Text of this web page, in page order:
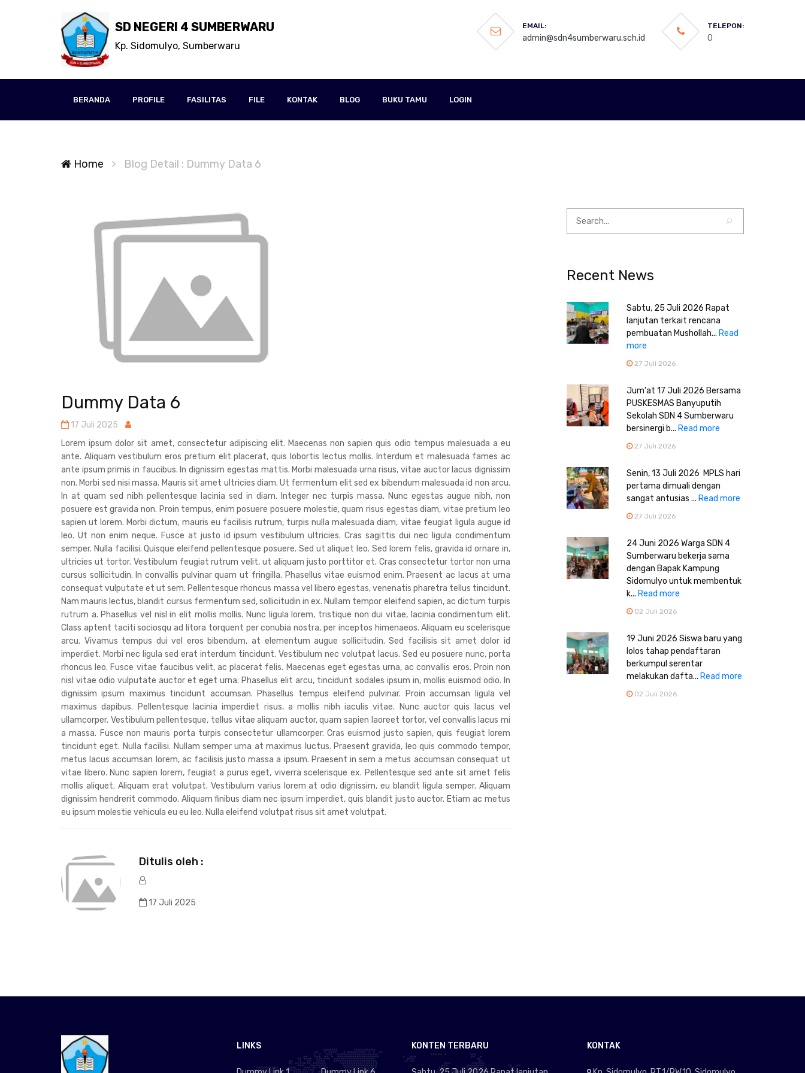
SD NEGERI 4 SUMBERWARU
Kp. Sidomulyo, Sumberwaru
EMAIL:
admin@sdn4sumberwaru.sch.id
TELEPON:
0
BERANDA PROFILE FASILITAS FILE KONTAK BLOG BUKU TAMU LOGIN
Home Blog Detail : Dummy Data 6
Dummy Data 6
17 Juli 2025
Lorem ipsum dolor sit amet, consectetur adipiscing elit. Maecenas non sapien quis odio tempus malesuada a eu
ante. Aliquam vestibulum eros pretium elit placerat, quis lobortis lectus mollis. Interdum et malesuada fames ac
ante ipsum primis in faucibus. In dignissim egestas mattis. Morbi malesuada urna risus, vitae auctor lacus dignissim
non. Morbi sed nisi massa. Mauris sit amet ultricies diam. Ut fermentum elit sed ex bibendum malesuada id non arcu.
In at quam sed nibh pellentesque lacinia sed in diam. Integer nec turpis massa. Nunc egestas augue nibh, non
posuere est gravida non. Proin tempus, enim posuere posuere molestie, quam risus egestas diam, vitae pretium leo
sapien ut lorem. Morbi dictum, mauris eu facilisis rutrum, turpis nulla malesuada diam, vitae feugiat ligula augue id
leo. Ut non enim neque. Fusce at justo id ipsum vestibulum ultricies. Cras sagittis dui nec ligula condimentum
semper. Nulla facilisi. Quisque eleifend pellentesque posuere. Sed ut aliquet leo. Sed lorem felis, gravida id ornare in,
ultricies ut tortor. Vestibulum feugiat rutrum velit, ut aliquam justo porttitor et. Cras consectetur tortor non urna
cursus sollicitudin. In convallis pulvinar quam ut fringilla. Phasellus vitae euismod enim. Praesent ac lacus at urna
consequat vulputate et ut sem. Pellentesque rhoncus massa vel libero egestas, venenatis pharetra tellus tincidunt.
Nam mauris lectus, blandit cursus fermentum sed, sollicitudin in ex. Nullam tempor eleifend sapien, ac dictum turpis
rutrum a. Phasellus vel nisl in elit mollis mollis. Nunc ligula lorem, tristique non dui vitae, lacinia condimentum elit.
Class aptent taciti sociosqu ad litora torquent per conubia nostra, per inceptos himenaeos. Aliquam eu scelerisque
arcu. Vivamus tempus dui vel eros bibendum, at elementum augue sollicitudin. Sed facilisis sit amet dolor id
imperdiet. Morbi nec ligula sed erat interdum tincidunt. Vestibulum nec volutpat lacus. Sed eu posuere nunc, porta
rhoncus leo. Fusce vitae faucibus velit, ac placerat felis. Maecenas eget egestas urna, ac convallis eros. Proin non
nisl vitae odio vulputate auctor et eget urna. Phasellus elit arcu, tincidunt sodales ipsum in, mollis euismod odio. In
dignissim ipsum maximus tincidunt accumsan. Phasellus tempus eleifend pulvinar. Proin accumsan ligula vel
maximus dapibus. Pellentesque lacinia imperdiet risus, a mollis nibh iaculis vitae. Nunc auctor quis lacus vel
ullamcorper. Vestibulum pellentesque, tellus vitae aliquam auctor, quam sapien laoreet tortor, vel convallis lacus mi
a massa. Fusce non mauris porta turpis consectetur ullamcorper. Cras euismod justo sapien, quis feugiat lorem
tincidunt eget. Nulla facilisi. Nullam semper urna at maximus luctus. Praesent gravida, leo quis commodo tempor,
metus lacus accumsan lorem, ac facilisis justo massa a ipsum. Praesent in sem a metus accumsan consequat ut
vitae libero. Nunc sapien lorem, feugiat a purus eget, viverra scelerisque ex. Pellentesque sed ante sit amet felis
mollis aliquet. Aliquam erat volutpat. Vestibulum varius lorem at odio dignissim, eu blandit ligula semper. Aliquam
dignissim hendrerit commodo. Aliquam finibus diam nec ipsum imperdiet, quis blandit justo auctor. Etiam ac metus
eu ipsum molestie vehicula eu eu leo. Nulla eleifend volutpat risus sit amet volutpat.
Ditulis oleh :
17 Juli 2025
Recent News
Sabtu, 25 Juli 2026 Rapat
lanjutan terkait rencana
pembuatan Mushollah... Read
more
27 Juli 2026
Jum'at 17 Juli 2026 Bersama
PUSKESMAS Banyuputih
Sekolah SDN 4 Sumberwaru
bersinergi b... Read more
27 Juli 2026
Senin, 13 Juli 2026 MPLS hari
pertama dimuali dengan
sangat antusias ... Read more
27 Juli 2026
24 Juni 2026 Warga SDN 4
Sumberwaru bekerja sama
dengan Bapak Kampung
Sidomulyo untuk membentuk
k... Read more
02 Juli 2026
19 Juni 2026 Siswa baru yang
lolos tahap pendaftaran
berkumpul serentar
melakukan dafta... Read more
02 Juli 2026
LINKS KONTEN TERBARU KONTAK